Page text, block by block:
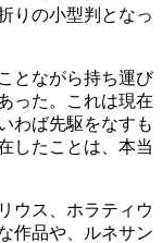
りの小型判となっ
とながら持ち運び
った。これは現在
わば先駆をなすも
したことは、本当
ウス、ホラティウ
作品や、ルネサン